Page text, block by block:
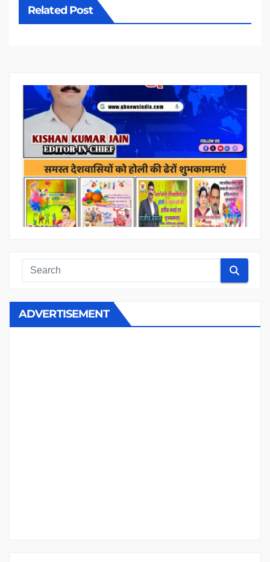
Related Post
ADVERTISEMENT